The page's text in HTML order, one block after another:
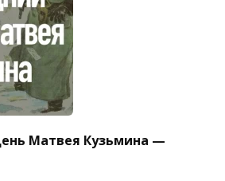
Матвея Кузьмина —